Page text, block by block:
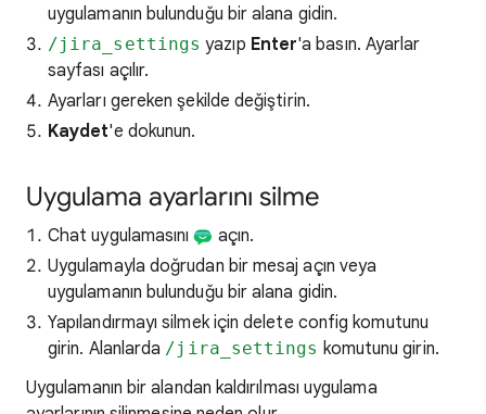
uygulamanın bulunduğu bir alana gidin.
/jira_settings yazıp Enter'a basın. Ayarlar
sayfası açılır.
Ayarları gereken şekilde değiştirin.
Kaydet'e dokunun.
Uygulama ayarlarını silme
Chat uygulamasını
açın.
Uygulamayla doğrudan bir mesaj açın veya
uygulamanın bulunduğu bir alana gidin.
Yapılandırmayı silmek için delete config komutunu
girin. Alanlarda /jira_settings komutunu girin.
Uygulamanın bir alandan kaldırılması uygulama